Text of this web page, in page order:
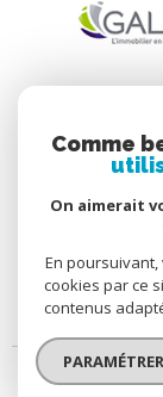
Comme
On aimerait
En
cookies par ce
contenus
PARAMÉTRER